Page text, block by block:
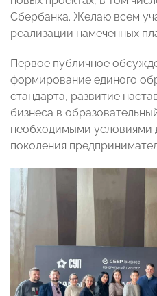
Сбербанка. Желаю всем
реализации намеченных
Первое публичное
формирование единого
стандарта, развитие
бизнеса в
необходимыми условиями
поколения